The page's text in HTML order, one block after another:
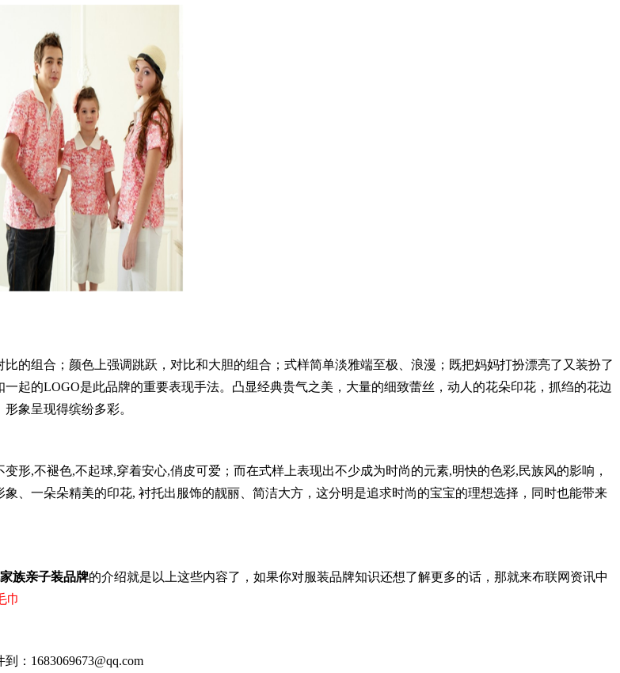
的组合；颜色上强调跳跃，对比和大胆的组合；式样简单淡雅端至极、浪漫；既把妈妈打扮漂亮了又装扮了
起的LOGO是此品牌的重要表现手法。凸显经典贵气之美，大量的细致蕾丝，动人的花朵印花，抓绉的花边
象呈现得缤纷多彩。
,不褪色,不起球,穿着安心,俏皮可爱；而在式样上表现出不少成为时尚的元素,明快的色彩,民族风的影响，
、一朵朵精美的印花, 衬托出服饰的靓丽、简洁大方，这分明是追求时尚的宝宝的理想选择，同时也能带来
家族亲子装品牌的介绍就是以上这些内容了，如果你对服装品牌知识还想了解更多的话，那就来布联网资讯中
巾
：1683069673@qq.com